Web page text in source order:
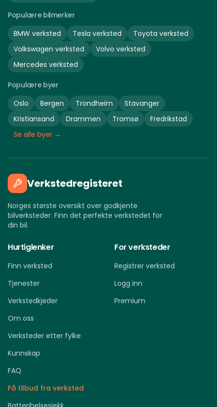
Populære bilmerker
BMW verksted Tesla verksted Toyota verksted
Volkswagen verksted Volvo verksted
Mercedes verksted
Populære byer
Oslo
Bergen Trondheim
Stavanger
Kristiansand
Drammen Tromsø
Fredrikstad
Se alle byer →
Verkstedregisteret
Norges største oversikt over godkjente
bilverksteder. Finn det perfekte verkstedet for
din bil.
Hurtiglenker
Finn verksted
Tjenester
Verkstedkjeder
Om oss
Verksteder etter fylke
Kunnskap
FAQ
Få tilbud fra verksted
For verksteder
Registrer verksted
Logg inn
Premium